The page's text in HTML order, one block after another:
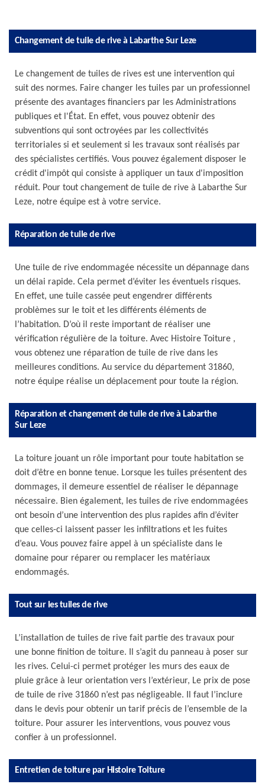
Changement de tuile de rive à Labarthe Sur Leze
Le changement de tuiles de rives est une intervention qui
suit des normes. Faire changer les tuiles par un professionnel
présente des avantages financiers par les Administrations
publiques et l'État. En effet, vous pouvez obtenir des
subventions qui sont octroyées par les collectivités
territoriales si et seulement si les travaux sont réalisés par
des spécialistes certifiés. Vous pouvez également disposer le
crédit d'impôt qui consiste à appliquer un taux d'imposition
réduit. Pour tout changement de tuile de rive à Labarthe Sur
Leze, notre équipe est à votre service.
Réparation de tuile de rive
Une tuile de rive endommagée nécessite un dépannage dans
un délai rapide. Cela permet d’éviter les éventuels risques.
En effet, une tuile cassée peut engendrer différents
problèmes sur le toit et les différents éléments de
l’habitation. D’où il reste important de réaliser une
vérification régulière de la toiture. Avec Histoire Toiture ,
vous obtenez une réparation de tuile de rive dans les
meilleures conditions. Au service du département 31860,
notre équipe réalise un déplacement pour toute la région.
Réparation et changement de tuile de rive à Labarthe
Sur Leze
La toiture jouant un rôle important pour toute habitation se
doit d’être en bonne tenue. Lorsque les tuiles présentent des
dommages, il demeure essentiel de réaliser le dépannage
nécessaire. Bien également, les tuiles de rive endommagées
ont besoin d’une intervention des plus rapides afin d’éviter
que celles-ci laissent passer les infiltrations et les fuites
d’eau. Vous pouvez faire appel à un spécialiste dans le
domaine pour réparer ou remplacer les matériaux
endommagés.
Tout sur les tuiles de rive
L’installation de tuiles de rive fait partie des travaux pour
une bonne finition de toiture. Il s’agit du panneau à poser sur
les rives. Celui-ci permet protéger les murs des eaux de
pluie grâce à leur orientation vers l’extérieur, Le prix de pose
de tuile de rive 31860 n’est pas négligeable. Il faut l’inclure
dans le devis pour obtenir un tarif précis de l’ensemble de la
toiture. Pour assurer les interventions, vous pouvez vous
confier à un professionnel.
Entretien de toiture par Histoire Toiture